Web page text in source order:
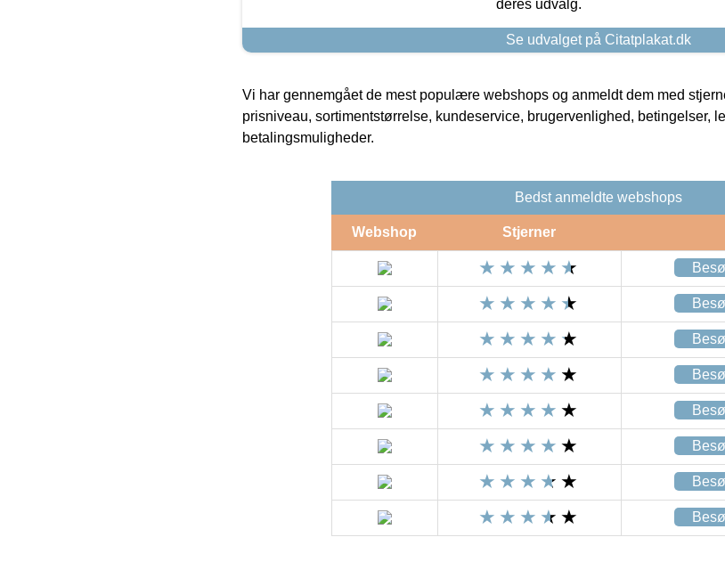
deres udvalg.
Se udvalget på Citatplakat.dk
Vi har gennemgået de mest populære webshops og anmeldt dem med
prisniveau, sortimentstørrelse, kundeservice, brugervenlighed, betingelser,
betalingsmuligheder.
Bedst anmeldte webshops
Webshop Stjerner